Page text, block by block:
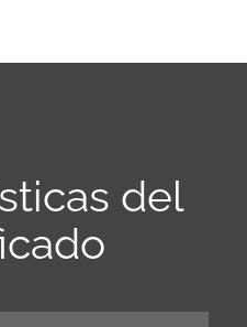
del